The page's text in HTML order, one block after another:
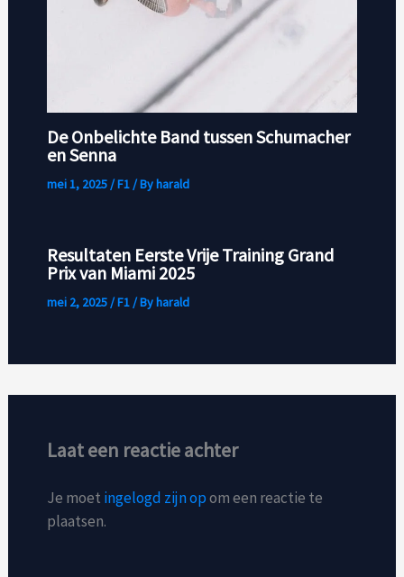
De Onbelichte Band tussen Schumacher
en Senna
mei 1, 2025/F1/ Byharald
Resultaten Eerste Vrije Training Grand
Prix van Miami 2025
mei 2, 2025/F1/ Byharald
Laat een reactie achter
Je moet ingelogd zijn opom een reactie te
plaatsen.